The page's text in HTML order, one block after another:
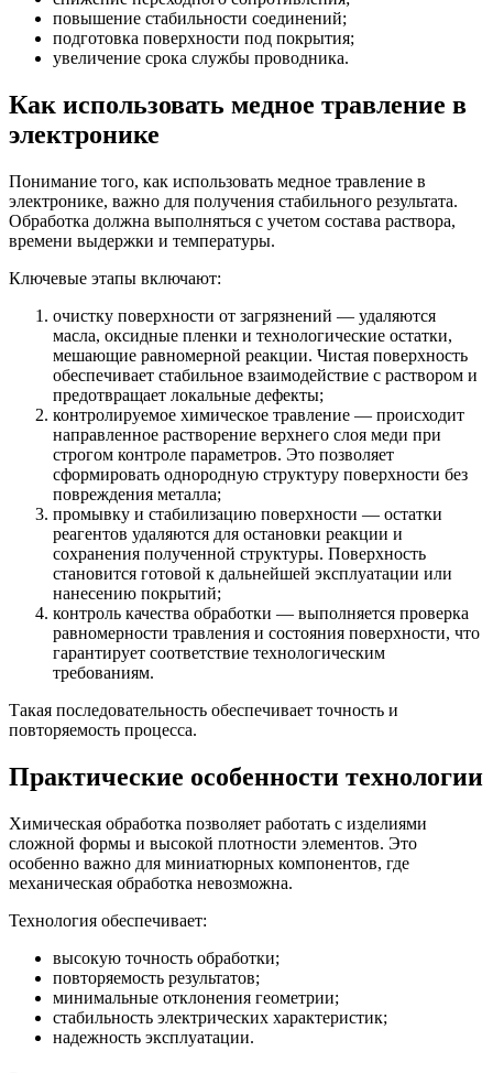
повышение стабильности соединений;
подготовка поверхности под покрытия;
увеличение срока службы проводника.
Как использовать медное травление в
электронике
Понимание того, как использовать медное травление в
электронике, важно для получения стабильного результата.
Обработка должна выполняться с учетом состава раствора,
времени выдержки и температуры.
Ключевые этапы включают:
очистку поверхности от загрязнений — удаляются
масла, оксидные пленки и технологические остатки,
мешающие равномерной реакции. Чистая поверхность
обеспечивает стабильное взаимодействие с раствором и
предотвращает локальные дефекты;
контролируемое химическое травление — происходит
направленное растворение верхнего слоя меди при
строгом контроле параметров. Это позволяет
сформировать однородную структуру поверхности без
повреждения металла;
промывку и стабилизацию поверхности — остатки
реагентов удаляются для остановки реакции и
сохранения полученной структуры. Поверхность
становится готовой к дальнейшей эксплуатации или
нанесению покрытий;
контроль качества обработки — выполняется проверка
равномерности травления и состояния поверхности, что
гарантирует соответствие технологическим
требованиям.
Такая последовательность обеспечивает точность и
повторяемость процесса.
Практические особенности технологии
Химическая обработка позволяет работать с изделиями
сложной формы и высокой плотности элементов. Это
особенно важно для миниатюрных компонентов, где
механическая обработка невозможна.
Технология обеспечивает:
высокую точность обработки;
повторяемость результатов;
минимальные отклонения геометрии;
стабильность электрических характеристик;
надежность эксплуатации.